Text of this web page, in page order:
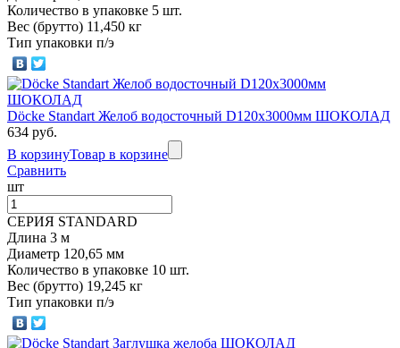
Количество в упаковке 5 шт.
Вес (брутто) 11,450 кг
Тип упаковки п/э
Döcke Standart Желоб водосточный D120х3000мм ШОКОЛАД
634 руб.
В корзинуТовар в корзине
Сравнить
шт
СЕРИЯ STANDARD
Длина 3 м
Диаметр 120,65 мм
Количество в упаковке 10 шт.
Вес (брутто) 19,245 кг
Тип упаковки п/э